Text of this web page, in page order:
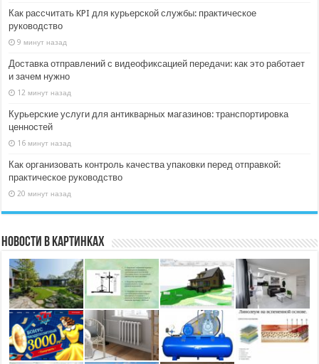
Как рассчитать KPI для курьерской службы: практическое
руководство
9 минут назад
Доставка отправлений с видеофиксацией передачи: как это работает
и зачем нужно
12 минут назад
Курьерские услуги для антикварных магазинов: транспортировка
ценностей
16 минут назад
Как организовать контроль качества упаковки перед отправкой:
практическое руководство
20 минут назад
Новости в картинках